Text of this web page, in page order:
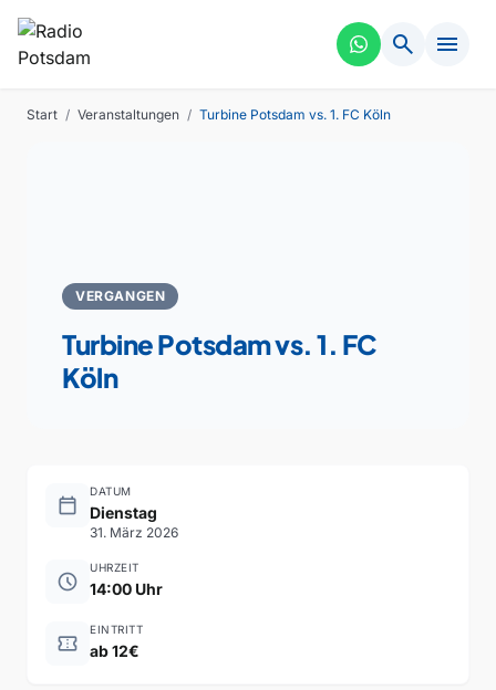
search menu
Start / Veranstaltungen / Turbine Potsdam vs. 1. FC Köln
VERGANGEN
Turbine Potsdam vs. 1. FC
Köln
calendar_today
DATUM
Dienstag
31. März 2026
schedule
UHRZEIT
14:00 Uhr
confirmation_number
EINTRITT
ab 12€